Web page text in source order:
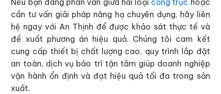
cần tư vấn giải pháp nâng hạ chuyên dụng, hãy liên
hệ ngay với An Thịnh để được khảo sát thực tế và
đề xuất phương án hiệu quả. Chúng tôi cam kết
cung cấp thiết bị chất lượng cao, quy trình lắp đặt
an toàn, dịch vụ bảo trì tận tâm giúp doanh nghiệp
vận hành ổn định và đạt hiệu quả tối đa trong sản
xuất.